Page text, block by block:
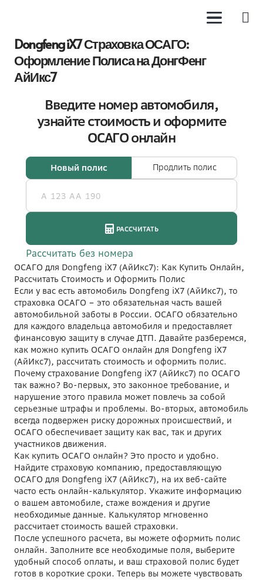
Dongfeng iX7 Страховка ОСАГО:
Оформление Полиса на ДонгФенг
АйИкс7
ОСАГО для Dongfeng iX7 (АйИкс7): Как Купить Онлайн,
Рассчитать Стоимость и Оформить Полис
Если у вас есть автомобиль Dongfeng iX7 (АйИкс7), то
страховка ОСАГО – это обязательная часть вашей
автомобильной заботы в России. ОСАГО обязательно
для каждого владельца автомобиля и предоставляет
финансовую защиту в случае ДТП. Давайте разберемся,
как можно купить ОСАГО онлайн для Dongfeng iX7
(АйИкс7), рассчитать стоимость и оформить полис.
Почему страхование Dongfeng iX7 (АйИкс7) по ОСАГО
так важно? Во-первых, это законное требование, и
нарушение этого правила может повлечь за собой
серьезные штрафы и проблемы. Во-вторых, автомобиль
всегда подвержен риску дорожных происшествий, и
ОСАГО обеспечивает защиту как вас, так и других
участников движения.
Как купить ОСАГО онлайн? Это просто и удобно.
Найдите страховую компанию, предоставляющую
ОСАГО для Dongfeng iX7 (АйИкс7), на их веб-сайте
часто есть онлайн-калькулятор. Укажите информацию
о вашем автомобиле, стаже вождения и другие
необходимые данные. Калькулятор мгновенно
рассчитает стоимость вашей страховки.
После успешного расчета, вы можете оформить полис
онлайн. Заполните все необходимые поля, выберите
удобный способ оплаты, и ваш страховой полис будет
готов в короткие сроки. Теперь вы можете чувствовать